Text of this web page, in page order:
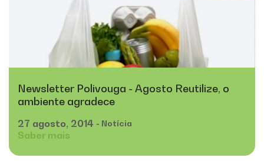
Newsletter Polivouga - Agosto Reutilize, o
ambiente agradece
27 agosto, 2014 - Notícia
Saber mais